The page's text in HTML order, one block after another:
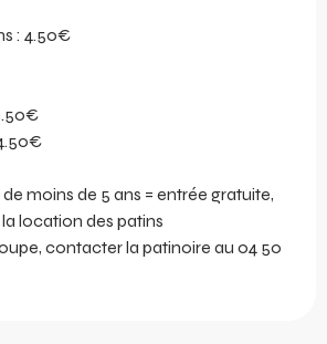
: 4.50€
moins de 5 ans = entrée gratuite,
location des patins
contacter la patinoire au 04 50